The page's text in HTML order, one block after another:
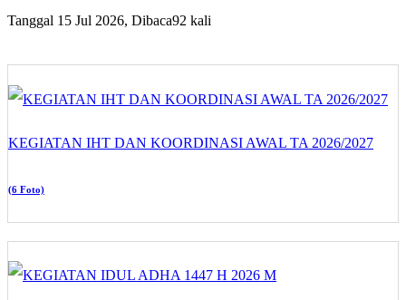
Tanggal 15 Jul 2026, Dibaca92 kali
KEGIATAN IHT DAN KOORDINASI AWAL TA 2026/2027
(6 Foto)